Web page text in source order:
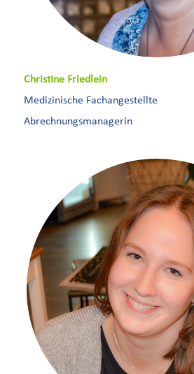
Christine Friedlein
Medizinische Fachangestellte
Abrechnungsmanagerin